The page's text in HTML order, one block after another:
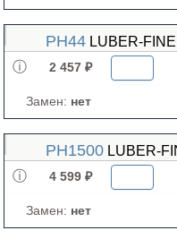
PH44 LUBER-
2 457 ₽
Замен: нет
PH1500 LUBER-
4 599 ₽
Замен: нет